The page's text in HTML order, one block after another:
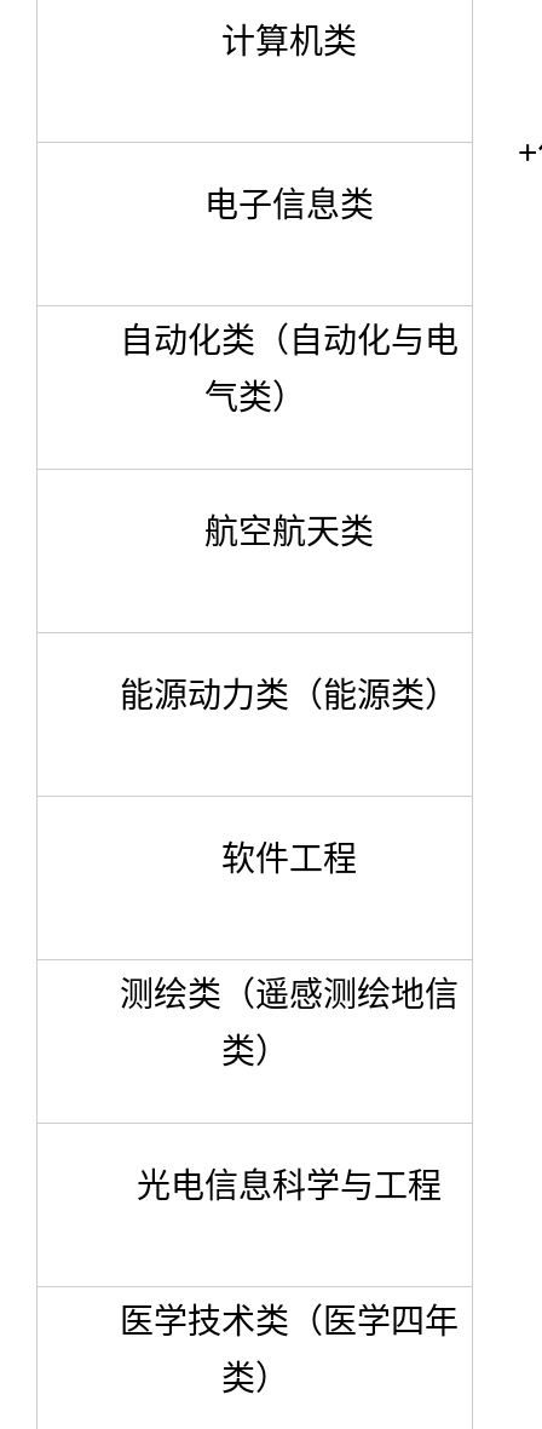
计算机类
电子信息类
自动化类（自动化与电
气类）
航空航天类
能源动力类（能源类）
软件工程
测绘类（遥感测绘地信
类）
光电信息科学与工程
医学技术类（医学四年
类）